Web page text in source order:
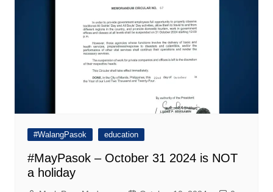
#WalangPasok education
#MayPasok – October 31 2024 is NOT
a holiday